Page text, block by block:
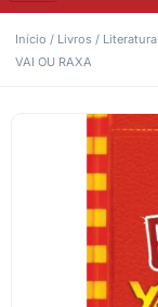
Início / Livros / Literatura
VAI OU RAXA